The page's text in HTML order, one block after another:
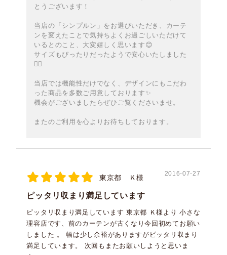
とうございます！
当店の「シンプルン」をお選びいただき、カーテ
ンを変えたことで気持ちよくお過ごしいただけて
いるとのこと、大変嬉しく思います😊
サイズもぴったりだったようで安心いたしました
🙇‍♀️
当店では機能性だけでなく、デザインにもこだわ
った商品を多数ご用意しております✨️
機会がございましたらぜひご覧くださいませ。
またのご利用を心よりお待ちしております。
東京都 Ｋ様 2016-07-27
ピッタリ収まり満足しています
ピッタリ収まり満足しています 東京都 Ｋ様より 小さな
理容店です、前のカーテンが古くなり今回初めてお願い
しました 。 幅は少し余裕がありますがピッタリ収まり
満足しています。 次回もまたお願いしようと思いま